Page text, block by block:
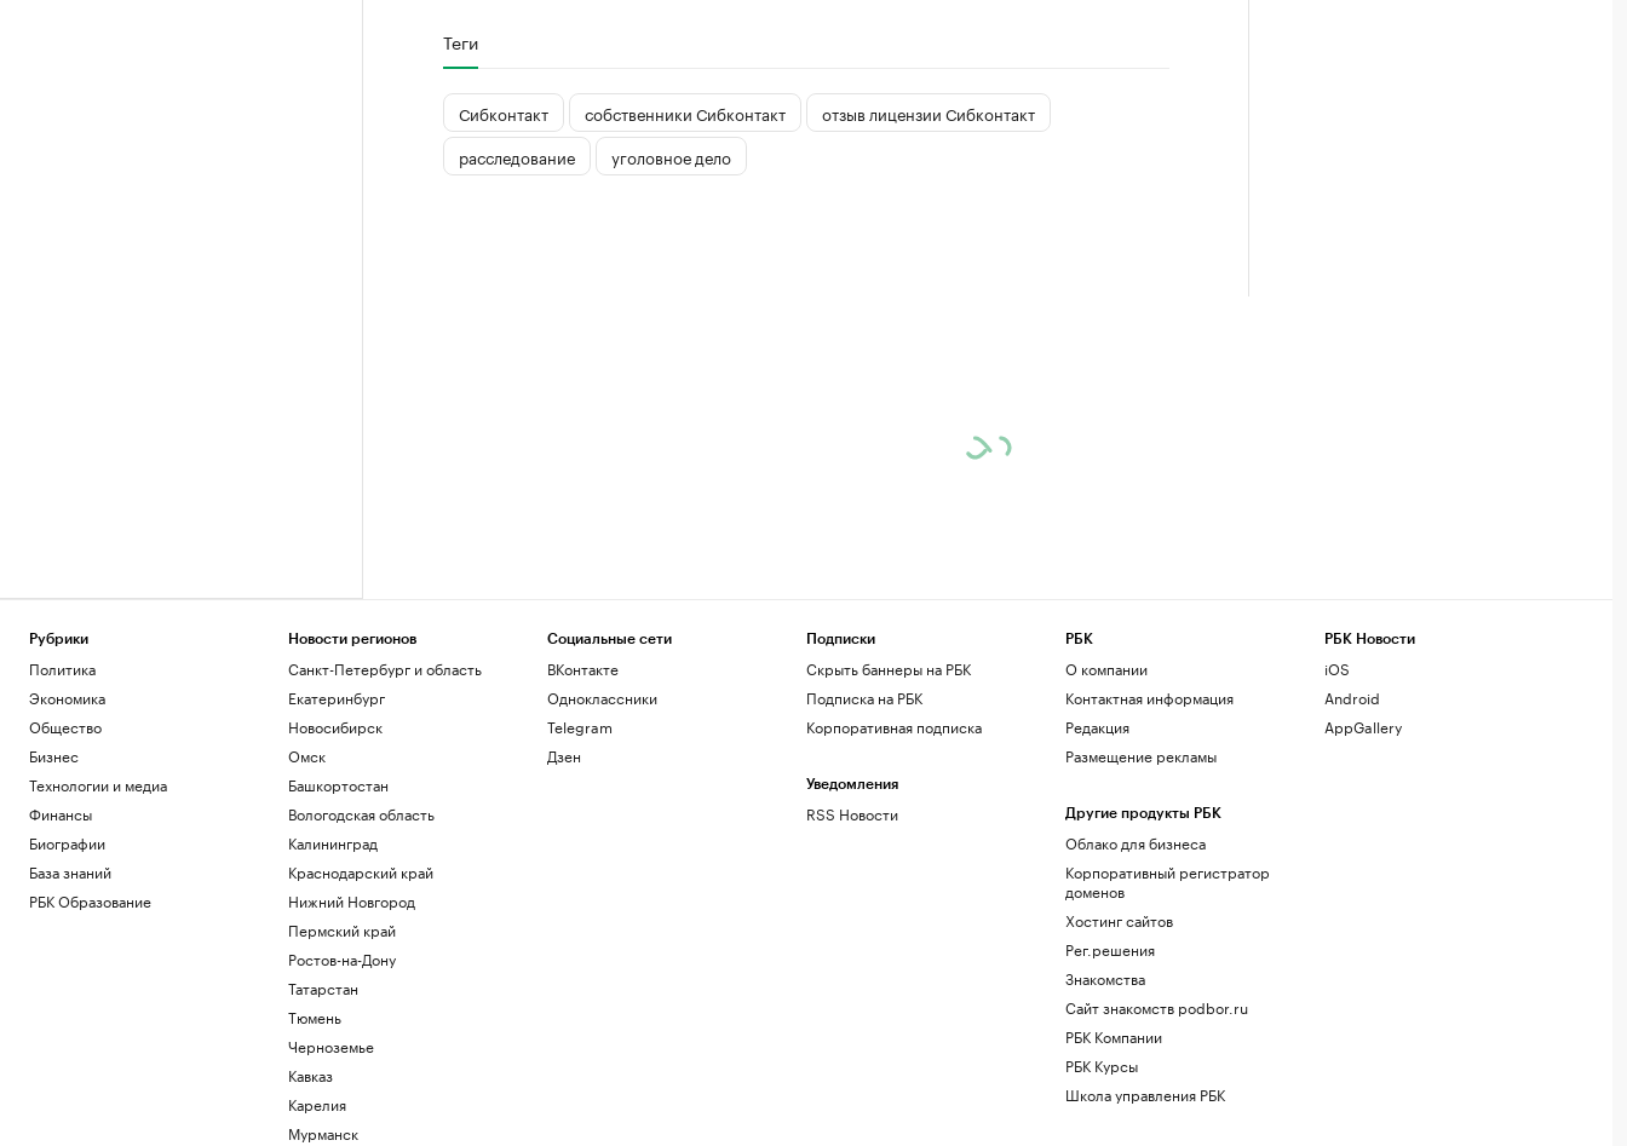
Теги
Сибконтакт собственники Сибконтакт
отзыв лицензии Сибконтакт
расследование
уголовное дело
Рубрики
Политика
Экономика
Общество
Бизнес
Технологии и медиа
Финансы
Биографии
База знаний
РБК Образование
Новости регионов
Санкт-Петербург и область
Екатеринбург
Новосибирск
Омск
Башкортостан
Вологодская область
Калининград
Краснодарский край
Нижний Новгород
Пермский край
Ростов-на-Дону
Татарстан
Тюмень
Черноземье
Кавказ
Карелия
Мурманск
Социальные сети
ВКонтакте
Одноклассники
Telegram
Дзен
Подписки
Скрыть баннеры на РБК
Подписка на РБК
Корпоративная подписка
Уведомления
RSS Новости
РБК
О компании
Контактная информация
Редакция
Размещение рекламы
Другие продукты РБК
Облако для бизнеса
Корпоративный регистратор
доменов
Хостинг сайтов
Рег.решения
Знакомства
Сайт знакомств podbor.ru
РБК Компании
РБК Курсы
Школа управления РБК
РБК Новости
iOS
Android
AppGallery